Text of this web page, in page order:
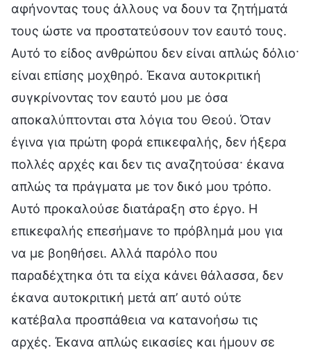
αφήνοντας τους άλλους να δουν τα ζητήματά
τους ώστε να προστατεύσουν τον εαυτό τους.
Αυτό το είδος ανθρώπου δεν είναι απλώς δόλιο·
είναι επίσης μοχθηρό. Έκανα αυτοκριτική
συγκρίνοντας τον εαυτό μου με όσα
αποκαλύπτονται στα λόγια του Θεού. Όταν
έγινα για πρώτη φορά επικεφαλής, δεν ήξερα
πολλές αρχές και δεν τις αναζητούσα· έκανα
απλώς τα πράγματα με τον δικό μου τρόπο.
Αυτό προκαλούσε διατάραξη στο έργο. Η
επικεφαλής επεσήμανε το πρόβλημά μου για
να με βοηθήσει. Αλλά παρόλο που
παραδέχτηκα ότι τα είχα κάνει θάλασσα, δεν
έκανα αυτοκριτική μετά απ’ αυτό ούτε
κατέβαλα προσπάθεια να κατανοήσω τις
αρχές. Έκανα απλώς εικασίες και ήμουν σε